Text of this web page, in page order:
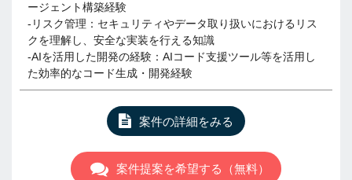
ージェント構築経験
-リスク管理：セキュリティやデータ取り扱いにおけるリス
クを理解し、安全な実装を行える知識
-AIを活用した開発の経験：AIコード支援ツール等を活用し
た効率的なコード生成・開発経験
案件の詳細をみる
案件提案を希望する（無料）